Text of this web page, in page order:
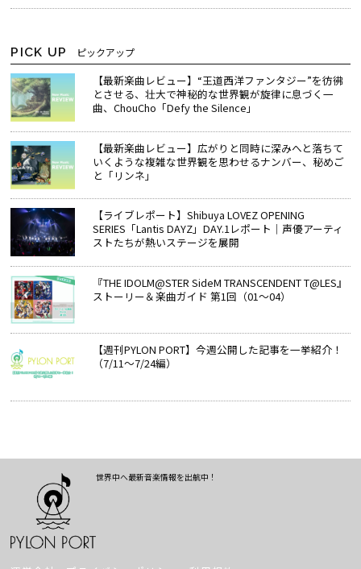
PICK UP ピックアップ
【最新楽曲レビュー】“王道西洋ファンタジー”を彷彿
とさせる、壮大で神秘的な世界観が旋律に息づく一
曲、ChouCho「Defy the Silence」
【最新楽曲レビュー】広がりと同時に深みへと落ちて
いくような複雑な世界観を思わせるナンバー、秘めご
と「リンネ」
【ライブレポート】Shibuya LOVEZ OPENING
SERIES「Lantis DAYZ」DAY.1レポート｜声優アーティ
ストたちが熱いステージを展開
『THE IDOLM@STER SideM TRANSCENDENT T@LES』
ストーリー＆楽曲ガイド 第1回（01～04）
【週刊PYLON PORT】今週公開した記事を一挙紹介！
（7/11～7/24編）
世界中へ最新音楽情報を出航中！